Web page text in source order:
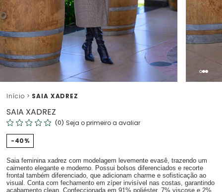
Início SAIA XADREZ
SAIA XADREZ
(0) Seja o primeiro a avaliar
40%
Saia feminina xadrez com modelagem levemente evasê, trazendo um
caimento elegante e moderno. Possui bolsos diferenciados e recorte
frontal também diferenciado, que adicionam charme e sofisticação ao
visual. Conta com fechamento em zíper invisível nas costas, garantindo
acabamento clean. Confeccionada em 91% poliéster, 7% viscose e 2%